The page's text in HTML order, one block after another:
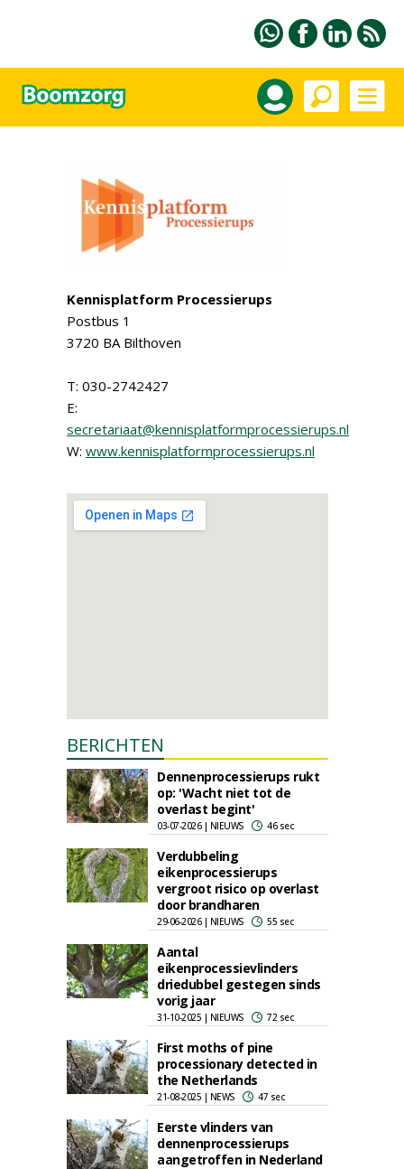
Kennisplatform Processierups
Postbus 1
3720 BA Bilthoven
T: 030-2742427
E:
secretariaat@kennisplatformprocessierups.nl
W: www.kennisplatformprocessierups.nl
BERICHTEN
Dennenprocessierups rukt
op: 'Wacht niet tot de
overlast begint'
03-07-2026 | NIEUWS 46 sec
Verdubbeling
eikenprocessierups
vergroot risico op overlast
door brandharen
29-06-2026 | NIEUWS 55 sec
Aantal
eikenprocessievlinders
driedubbel gestegen sinds
vorig jaar
31-10-2025 | NIEUWS 72 sec
First moths of pine
processionary detected in
the Netherlands
21-08-2025 | NEWS 47 sec
Eerste vlinders van
dennenprocessierups
aangetroffen in Nederland